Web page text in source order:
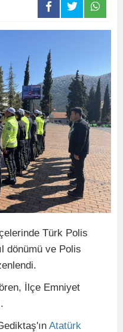
Türk Polis
dönümü ve Polis
İlçe Emniyet
Atatürk